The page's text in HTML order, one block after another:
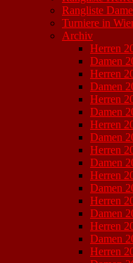
Rangliste
Turniere in
Archiv
Herren
Damen
Herren
Damen
Herren
Damen
Herren
Damen
Herren
Damen
Herren
Damen
Herren
Damen
Herren
Damen
Herren